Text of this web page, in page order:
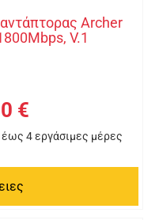
Archer
V.1
€
4 εργάσιμες μέρες